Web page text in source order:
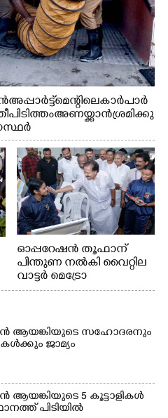
കാർ പാർ
അണയ്ക്കാൻ ശ്രമിക്കു
ഓപ്പറേഷൻ തൂഫാന്
പിന്തുണ നൽകി വൈറ്റില
വാട്ടർ മെട്രോ
ടെർമിനലിൽ റോട്ടറി ക്ലബ്
സഹകരിച്ച് നടത്തിയ
കളേഴ്‌സ് ഓഫ് ഹോപ്
ചെയ്ത ശേഷം ചിത്രം
വരയ്ക്കുന്ന കുട്ടികളോട്
സൗഹൃദം പങ്ക് വയ്ക്കുന്നു.
ആയങ്കിയുടെ സഹോദരനും
ജാമ്യം
5 കൂട്ടാളികൾ
പിടിയിൽ